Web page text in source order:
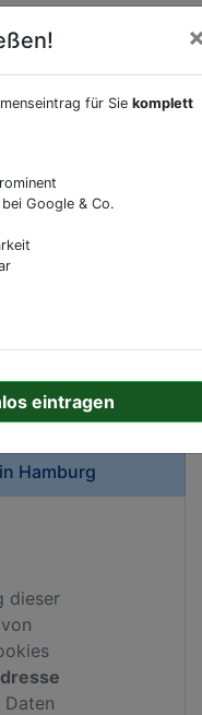
Dienstleistung
hinzufügen?
kontaktieren.
Services, die
in Hamburg
dieser
Daten
für Sie komplett
Google & Co.
eintragen